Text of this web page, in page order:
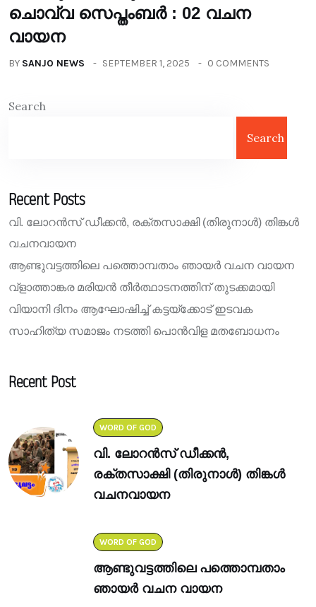
ചൊവ്വ സെപ്തംബർ : 02 വചന
വായന
BY SANJO NEWS SEPTEMBER 1, 2025 0 COMMENTS
Search
Search
Recent Posts
വി. ലോറൻസ് ഡീക്കൻ, രക്തസാക്ഷി (തിരുനാൾ) തിങ്കൾ
വചനവായന
ആണ്ടുവട്ടത്തിലെ പത്തൊമ്പതാം ഞായർ വചന വായന
വ്ളാത്താങ്കര മരിയൻ തീർത്ഥാടനത്തിന് തുടക്കമായി
വിയാനി ദിനം ആഘോഷിച്ച് കട്ടയ്ക്കോട് ഇടവക
സാഹിത്യ സമാജം നടത്തി പൊൻവിള മതബോധനം
Recent Post
WORD OF GOD
വി. ലോറൻസ് ഡീക്കൻ,
രക്തസാക്ഷി (തിരുനാൾ) തിങ്കൾ
വചനവായന
WORD OF GOD
ആണ്ടുവട്ടത്തിലെ പത്തൊമ്പതാം
ഞായർ വചന വായന